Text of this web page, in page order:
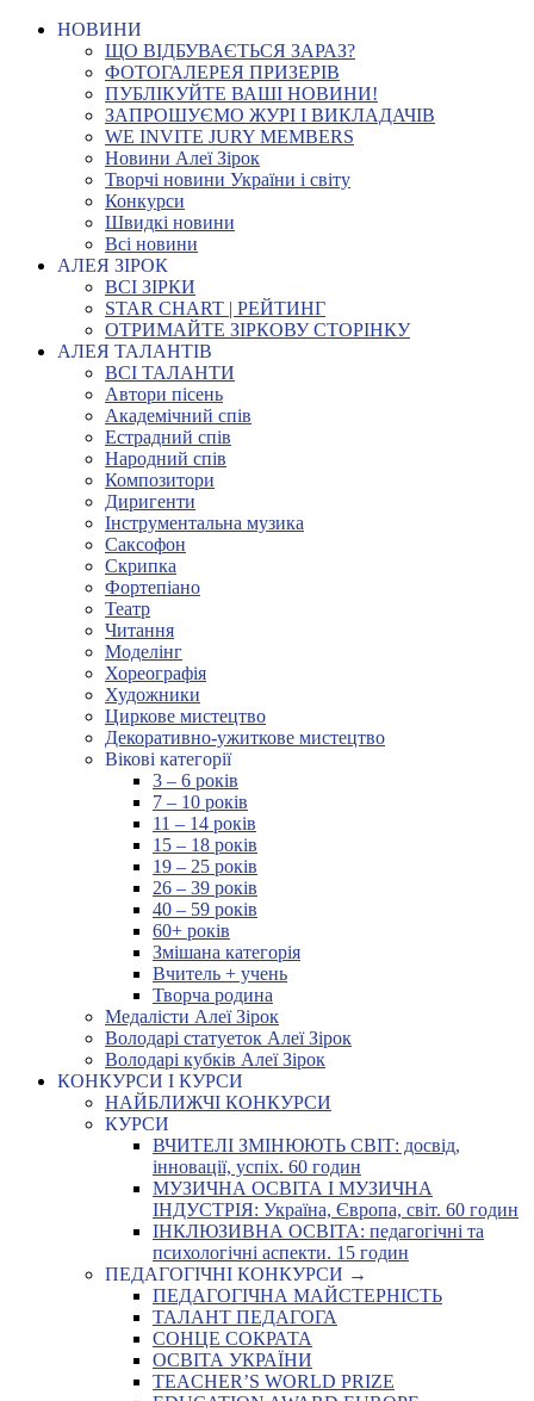
НОВИНИ
ЩО ВІДБУВАЄТЬСЯ ЗАРАЗ?
ФОТОГАЛЕРЕЯ ПРИЗЕРІВ
ПУБЛІКУЙТЕ ВАШІ НОВИНИ!
ЗАПРОШУЄМО ЖУРІ І ВИКЛАДАЧІВ
WE INVITE JURY MEMBERS
Новини Алеї Зірок
Творчі новини України і світу
Конкурси
Швидкі новини
Всі новини
АЛЕЯ ЗІРОК
ВСІ ЗІРКИ
STAR CHART | РЕЙТИНГ
ОТРИМАЙТЕ ЗІРКОВУ СТОРІНКУ
АЛЕЯ ТАЛАНТІВ
ВСІ ТАЛАНТИ
Автори пісень
Академічний спів
Естрадний спів
Народний спів
Композитори
Диригенти
Інструментальна музика
Саксофон
Скрипка
Фортепіано
Театр
Читання
Моделінг
Хореографія
Художники
Циркове мистецтво
Декоративно-ужиткове мистецтво
Вікові категорії
3 – 6 років
7 – 10 років
11 – 14 років
15 – 18 років
19 – 25 років
26 – 39 років
40 – 59 років
60+ років
Змішана категорія
Вчитель + учень
Творча родина
Медалісти Алеї Зірок
Володарі статуеток Алеї Зірок
Володарі кубків Алеї Зірок
КОНКУРСИ І КУРСИ
НАЙБЛИЖЧІ КОНКУРСИ
КУРСИ
ВЧИТЕЛІ ЗМІНЮЮТЬ СВІТ: досвід,
інновації, успіх. 60 годин
МУЗИЧНА ОСВІТА І МУЗИЧНА
ІНДУСТРІЯ: Україна, Європа, світ. 60 годин
ІНКЛЮЗИВНА ОСВІТА: педагогічні та
психологічні аспекти. 15 годин
ПЕДАГОГІЧНІ КОНКУРСИ →
ПЕДАГОГІЧНА МАЙСТЕРНІСТЬ
ТАЛАНТ ПЕДАГОГА
СОНЦЕ СОКРАТА
ОСВІТА УКРАЇНИ
TEACHER’S WORLD PRIZE